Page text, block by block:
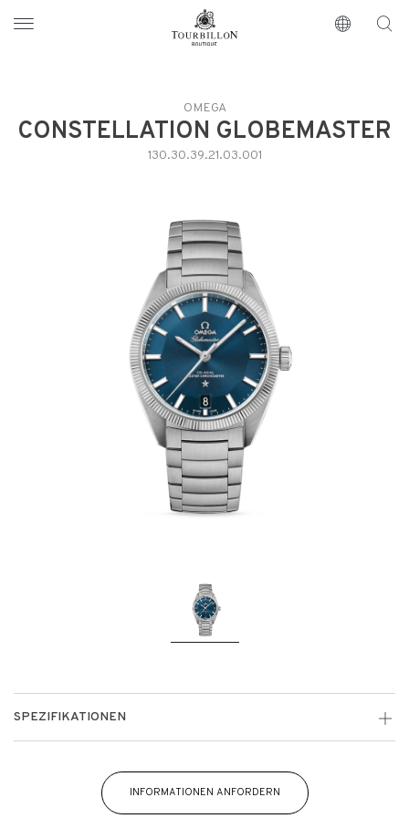
https://www.tourbillon.com/index.php/de
OMEGA
CONSTELLATION GLOBEMASTER
130.30.39.21.03.001
SPEZIFIKATIONEN
INFORMATIONEN ANFORDERN